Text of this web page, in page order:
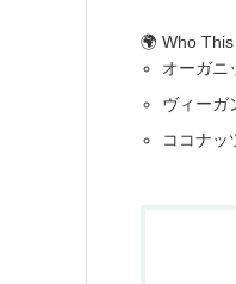
🌍 Who
オーガニ
ヴィーガ
ココナッ